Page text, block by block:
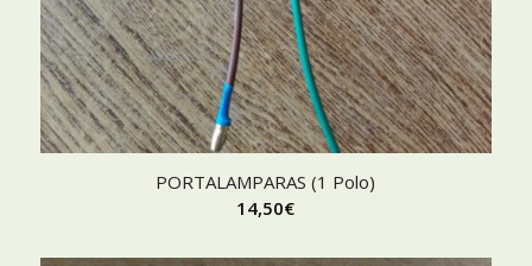
PORTALAMPARAS (1 Polo)
14,50€